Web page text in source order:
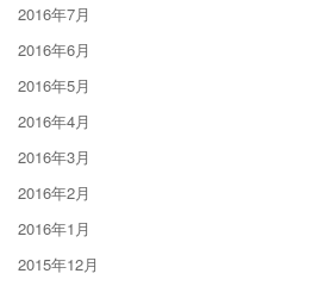
2016年7月
2016年6月
2016年5月
2016年4月
2016年3月
2016年2月
2016年1月
2015年12月